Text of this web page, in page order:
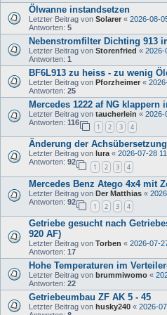
Ölwanne instandsetzen
Letzter Beitrag von Solarer « 2026-08-
Antworten: 5
Nebenstromfilter Dichting 913
Letzter Beitrag von Storenfried « 2026-
Antworten: 1
BF6L913 zu heiss - zu wenig
Letzter Beitrag von Pforzheimer «
Antworten: 25
Mercedes 1222 af NG klappern
Letzter Beitrag von taucherlein « 2026-
Antworten: 116
1 2 3 4
Änderung der
Letzter Beitrag von lura « 2026-07-28
Antworten: 92
1 2 3 4
Mercedes Benz Atego 4x4 mit
Letzter Beitrag von Der Matthias «
Antworten: 92
1 2 3 4
Getriebe gesucht nach
920 AF)
Letzter Beitrag von Torben « 2026-07-
Antworten: 17
Hohe Temperaturen im
Letzter Beitrag von brummiwomo «
Antworten: 22
Getriebeumbau ZF AK 5 - 45
Letzter Beitrag von husky240 « 2026-